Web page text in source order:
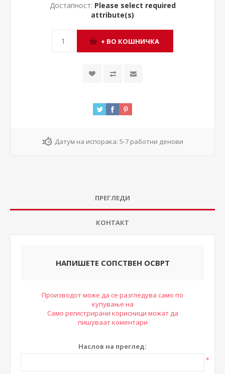
Достапност: Please select required
attribute(s)
Датум на испорака: 5-7 работни денови
ПРЕГЛЕДИ
КОНТАКТ
НАПИШЕТЕ СОПСТВЕН ОСВРТ
Производот може да се разгледува само по
купување на
Само регистрирани корисници можат да
пишуваат коментари
Наслов на преглед:
*